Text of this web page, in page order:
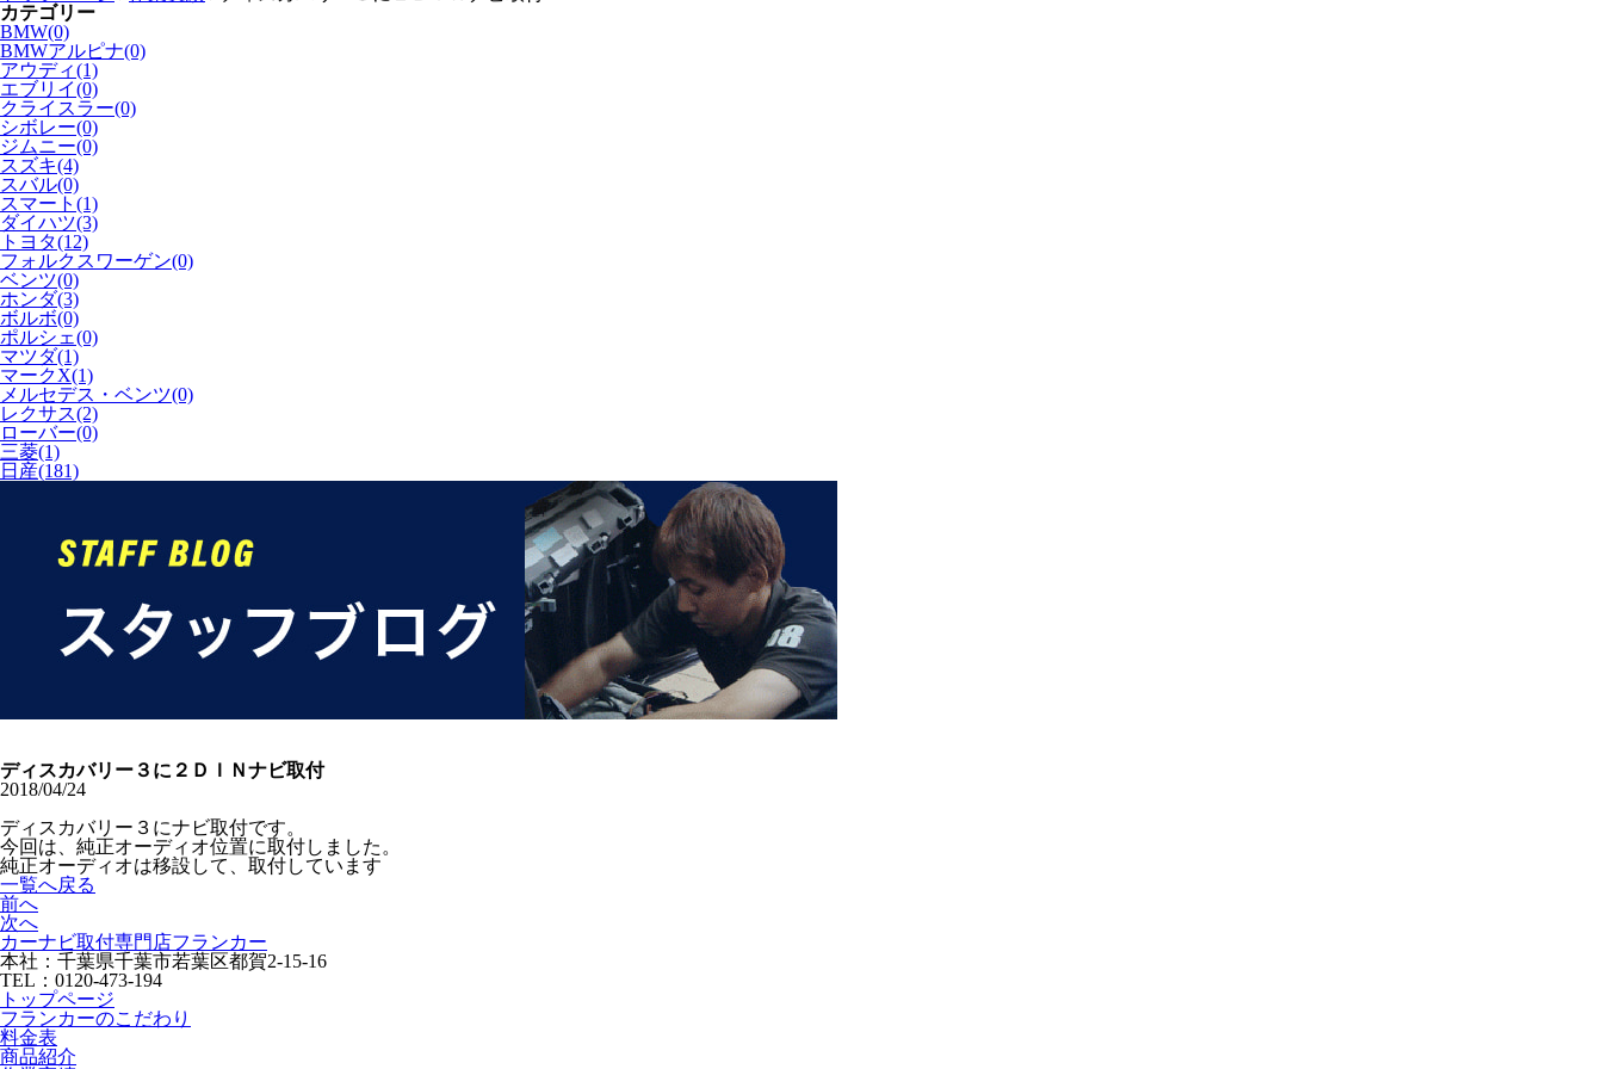
カテゴリー
BMW(0)
BMWアルピナ(0)
アウディ(1)
エブリイ(0)
クライスラー(0)
シボレー(0)
ジムニー(0)
スズキ(4)
スバル(0)
スマート(1)
ダイハツ(3)
トヨタ(12)
フォルクスワーゲン(0)
ベンツ(0)
ホンダ(3)
ボルボ(0)
ポルシェ(0)
マツダ(1)
マークX(1)
メルセデス・ベンツ(0)
レクサス(2)
ローバー(0)
三菱(1)
日産(181)
ディスカバリー３に２ＤＩＮナビ取付
2018/04/24
ディスカバリー３にナビ取付です。
今回は、純正オーディオ位置に取付しました。
純正オーディオは移設して、取付しています
一覧へ戻る
前へ
次へ
カーナビ取付専⾨店フランカー
本社：千葉県千葉市若葉区都賀2-15-16
TEL：0120-473-194
トップページ
フランカーのこだわり
料金表
商品紹介